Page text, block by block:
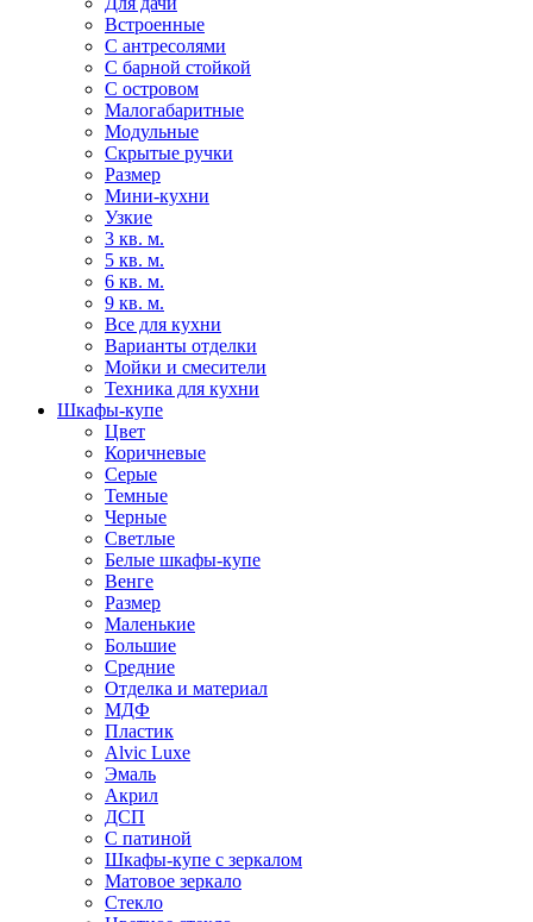
Встроенные
С антресолями
С барной стойкой
С островом
Малогабаритные
Модульные
Скрытые ручки
Размер
Мини-кухни
Узкие
3 кв. м.
5 кв. м.
6 кв. м.
9 кв. м.
Все для кухни
Варианты отделки
Мойки и смесители
Техника для кухни
Шкафы-купе
Цвет
Коричневые
Серые
Темные
Черные
Светлые
Белые шкафы-купе
Венге
Размер
Маленькие
Большие
Средние
Отделка и материал
МДФ
Пластик
Alvic Luxe
Эмаль
Акрил
ДСП
С патиной
Шкафы-купе с зеркалом
Матовое зеркало
Стекло